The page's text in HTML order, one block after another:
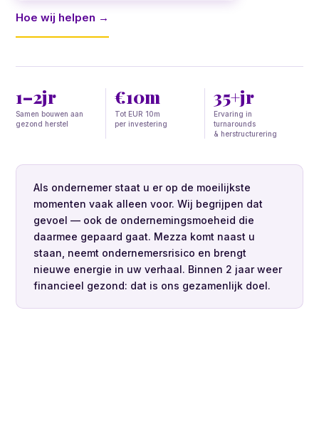
Hoe wij helpen →
1–2jr
Samen bouwen aan
gezond herstel
€10m
Tot EUR 10m
per investering
35+jr
Ervaring in
turnarounds
& herstructurering
Als ondernemer staat u er op de moeilijkste
momenten vaak alleen voor. Wij begrijpen dat
gevoel — ook de ondernemingsmoeheid die
daarmee gepaard gaat. Mezza komt naast u
staan, neemt ondernemersrisico en brengt
nieuwe energie in uw verhaal. Binnen 2 jaar weer
financieel gezond: dat is ons gezamenlijk doel.